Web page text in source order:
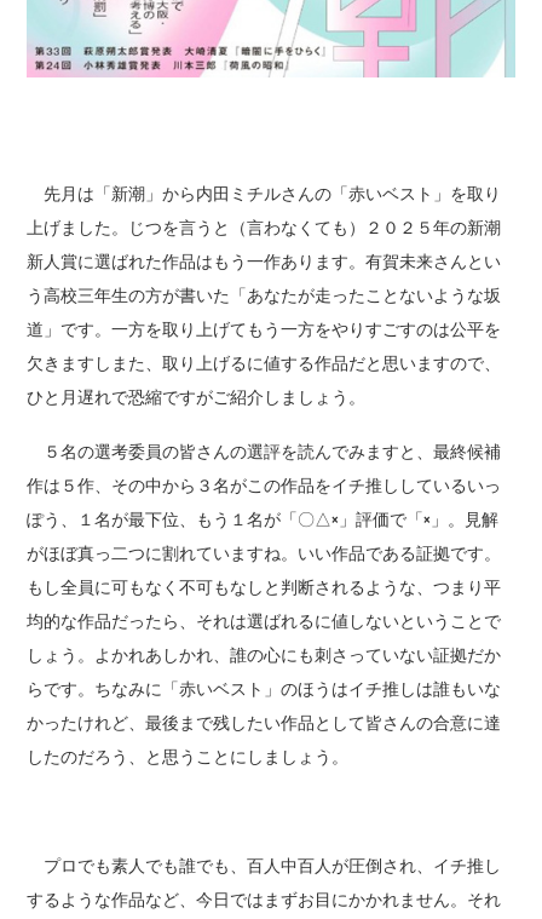
先月は「新潮」から内田ミチルさんの「赤いベスト」を取り
上げました。じつを言うと（言わなくても）２０２５年の新潮
新人賞に選ばれた作品はもう一作あります。有賀未来さんとい
う高校三年生の方が書いた「あなたが走ったことないような坂
道」です。一方を取り上げてもう一方をやりすごすのは公平を
欠きますしまた、取り上げるに値する作品だと思いますので、
ひと月遅れで恐縮ですがご紹介しましょう。
５名の選考委員の皆さんの選評を読んでみますと、最終候補
作は５作、その中から３名がこの作品をイチ推ししているいっ
ぽう、１名が最下位、もう１名が「〇△×」評価で「×」。見解
がほぼ真っ二つに割れていますね。いい作品である証拠です。
もし全員に可もなく不可もなしと判断されるような、つまり平
均的な作品だったら、それは選ばれるに値しないということで
しょう。よかれあしかれ、誰の心にも刺さっていない証拠だか
らです。ちなみに「赤いベスト」のほうはイチ推しは誰もいな
かったけれど、最後まで残したい作品として皆さんの合意に達
したのだろう、と思うことにしましょう。
プロでも素人でも誰でも、百人中百人が圧倒され、イチ推し
するような作品など、今日ではまずお目にかかれません。それ